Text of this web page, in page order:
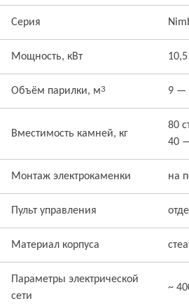
Серия
Мощность, кВт 10,5
Объём парилки, м3 9 —
Вместимость камней, кг
80
40
Монтаж электрокаменки на
Пульт управления
Материал корпуса
Параметры электрической
сети
~